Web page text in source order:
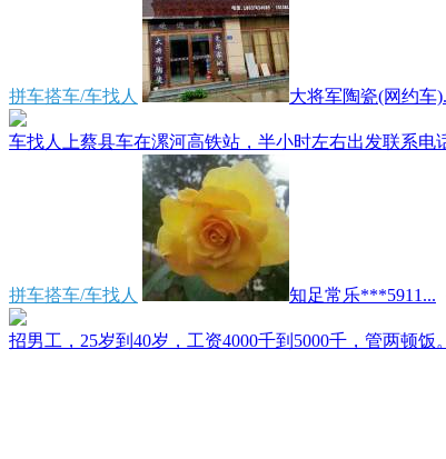
拼车搭车/车找人 大将军陶瓷(网约车
车找人上蔡县车在漯河高铁站，半小时左右出发联系电
拼车搭车/车找人 知足常乐***5911...
招男工，25岁到40岁，工资4000千到5000千，管两顿